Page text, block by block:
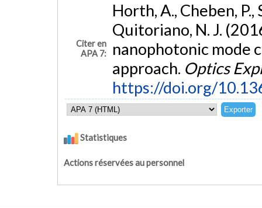
Citer en
APA 7:
Horth, A., Cheben, P.,
Quitoriano, N. J.
nanophotonic mode
approach. Optics
https://doi.org/
Statistiques
Actions réservées au personnel